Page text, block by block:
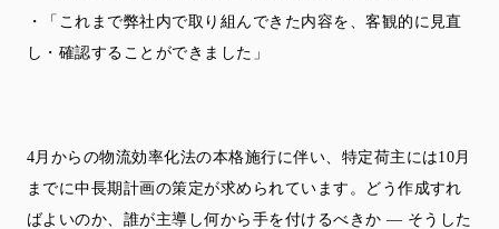
・「これまで弊社内で取り組んできた内容を、客観的に見直
し・ 確認することができました」
4月からの物流効率化法の本格施行に伴い、 特定荷主には10月
までに中長期計画の策定が求められています。
どう作成すれ
ばよいのか、誰が主導し何から手を付けるべきか ― そうした